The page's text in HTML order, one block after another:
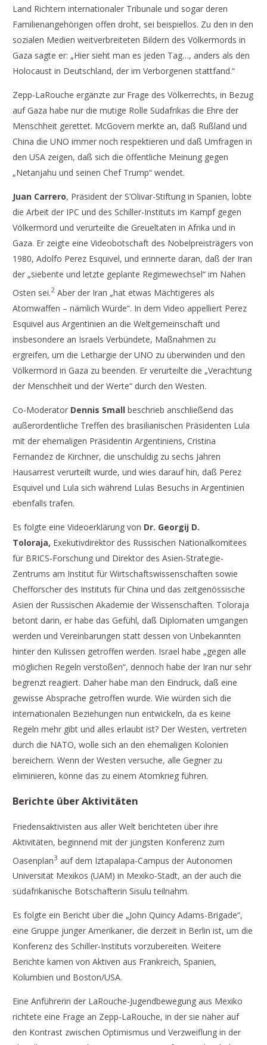
Land Richtern internationaler Tribunale und sogar deren
Familienangehörigen offen droht, sei beispiellos. Zu den in den
sozialen Medien weitverbreiteten Bildern des Völkermords in
Gaza sagte er: „Hier sieht man es jeden Tag…, anders als den
Holocaust in Deutschland, der im Verborgenen stattfand.“
Zepp-LaRouche ergänzte zur Frage des Völkerrechts, in Bezug
auf Gaza habe nur die mutige Rolle Südafrikas die Ehre der
Menschheit gerettet. McGovern merkte an, daß Rußland und
China die UNO immer noch respektieren und daß Umfragen in
den USA zeigen, daß sich die öffentliche Meinung gegen
„Netanjahu und seinen Chef Trump“ wendet.
Juan Carrero, Präsident der S’Olivar-Stiftung in Spanien, lobte
die Arbeit der IPC und des Schiller-Instituts im Kampf gegen
Völkermord und verurteilte die Greueltaten in Afrika und in
Gaza. Er zeigte eine Videobotschaft des Nobelpreisträgers von
1980, Adolfo Perez Esquivel, und erinnerte daran, daß der Iran
der „siebente und letzte geplante Regimewechsel“ im Nahen
Osten sei.2Aber der Iran „hat etwas Mächtigeres als
Atomwaffen – nämlich Würde“. In dem Video appelliert Perez
Esquivel aus Argentinien an die Weltgemeinschaft und
insbesondere an Israels Verbündete, Maßnahmen zu
ergreifen, um die Lethargie der UNO zu überwinden und den
Völkermord in Gaza zu beenden. Er verurteilte die „Verachtung
der Menschheit und der Werte“ durch den Westen.
Co-Moderator Dennis Smallbeschrieb anschließend das
außerordentliche Treffen des brasilianischen Präsidenten Lula
mit der ehemaligen Präsidentin Argentiniens, Cristina
Fernandez de Kirchner, die unschuldig zu sechs Jahren
Hausarrest verurteilt wurde, und wies darauf hin, daß Perez
Esquivel und Lula sich während Lulas Besuchs in Argentinien
ebenfalls trafen.
Es folgte eine Videoerklärung von Dr. Georgij D.
Toloraja, Exekutivdirektor des Russischen Nationalkomitees
für BRICS-Forschung und Direktor des Asien-Strategie-
Zentrums am Institut für Wirtschaftswissenschaften sowie
Chefforscher des Instituts für China und das zeitgenössische
Asien der Russischen Akademie der Wissenschaften. Toloraja
betont darin, er habe das Gefühl, daß Diplomaten umgangen
werden und Vereinbarungen statt dessen von Unbekannten
hinter den Kulissen getroffen werden. Israel habe „gegen alle
möglichen Regeln verstoßen“, dennoch habe der Iran nur sehr
begrenzt reagiert. Daher habe man den Eindruck, daß eine
gewisse Absprache getroffen wurde. Wie würden sich die
internationalen Beziehungen nun entwickeln, da es keine
Regeln mehr gibt und alles erlaubt ist? Der Westen, vertreten
durch die NATO, wolle sich an den ehemaligen Kolonien
bereichern. Wenn der Westen versuche, alle Gegner zu
eliminieren, könne das zu einem Atomkrieg führen.
Berichte über Aktivitäten
Friedensaktivisten aus aller Welt berichteten über ihre
Aktivitäten, beginnend mit der jüngsten Konferenz zum
Oasenplan3 auf dem Iztapalapa-Campus der Autonomen
Universität Mexikos (UAM) in Mexiko-Stadt, an der auch die
südafrikanische Botschafterin Sisulu teilnahm.
Es folgte ein Bericht über die „John Quincy Adams-Brigade“,
eine Gruppe junger Amerikaner, die derzeit in Berlin ist, um die
Konferenz des Schiller-Instituts vorzubereiten. Weitere
Berichte kamen von Aktiven aus Frankreich, Spanien,
Kolumbien und Boston/USA.
Eine Anführerin der LaRouche-Jugendbewegung aus Mexiko
richtete eine Frage an Zepp-LaRouche, in der sie näher auf
den Kontrast zwischen Optimismus und Verzweiflung in der